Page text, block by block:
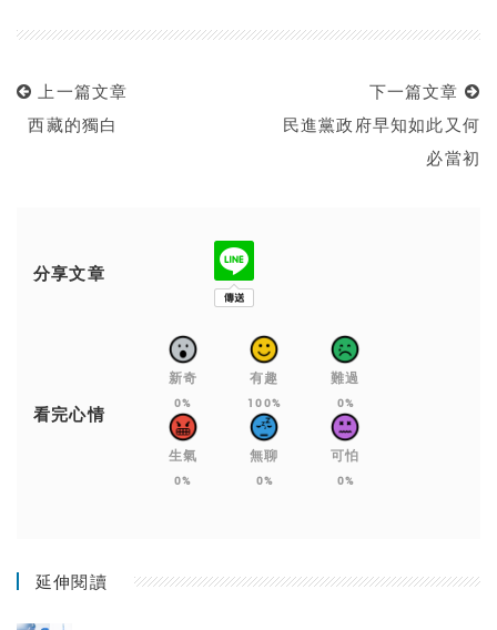
上一篇文章
西藏的獨白
下一篇文章
民進黨政府早知如此又何
必當初
分享文章
看完心情
新奇
0%
有趣
100%
難過
0%
生氣
0%
無聊
0%
可怕
0%
延伸閱讀